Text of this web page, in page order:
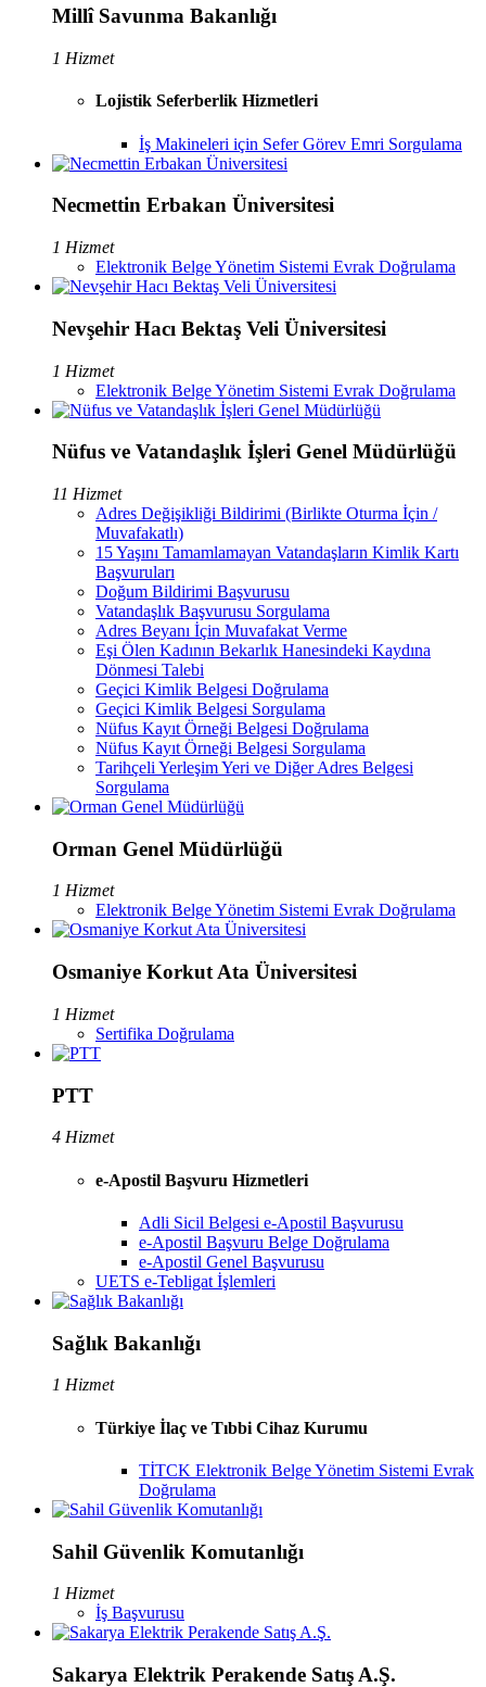
Millî Savunma Bakanlığı
1 Hizmet
Lojistik Seferberlik Hizmetleri
İş Makineleri için Sefer Görev Emri Sorgulama
Necmettin Erbakan Üniversitesi
1 Hizmet
Elektronik Belge Yönetim Sistemi Evrak Doğrulama
Nevşehir Hacı Bektaş Veli Üniversitesi
1 Hizmet
Elektronik Belge Yönetim Sistemi Evrak Doğrulama
Nüfus ve Vatandaşlık İşleri Genel Müdürlüğü
11 Hizmet
Adres Değişikliği Bildirimi (Birlikte Oturma İçin /
Muvafakatlı)
15 Yaşını Tamamlamayan Vatandaşların Kimlik Kartı
Başvuruları
Doğum Bildirimi Başvurusu
Vatandaşlık Başvurusu Sorgulama
Adres Beyanı İçin Muvafakat Verme
Eşi Ölen Kadının Bekarlık Hanesindeki Kaydına
Dönmesi Talebi
Geçici Kimlik Belgesi Doğrulama
Geçici Kimlik Belgesi Sorgulama
Nüfus Kayıt Örneği Belgesi Doğrulama
Nüfus Kayıt Örneği Belgesi Sorgulama
Tarihçeli Yerleşim Yeri ve Diğer Adres Belgesi
Sorgulama
Orman Genel Müdürlüğü
1 Hizmet
Elektronik Belge Yönetim Sistemi Evrak Doğrulama
Osmaniye Korkut Ata Üniversitesi
1 Hizmet
Sertifika Doğrulama
PTT
4 Hizmet
e-Apostil Başvuru Hizmetleri
Adli Sicil Belgesi e-Apostil Başvurusu
e-Apostil Başvuru Belge Doğrulama
e-Apostil Genel Başvurusu
UETS e-Tebligat İşlemleri
Sağlık Bakanlığı
1 Hizmet
Türkiye İlaç ve Tıbbi Cihaz Kurumu
TİTCK Elektronik Belge Yönetim Sistemi Evrak
Doğrulama
Sahil Güvenlik Komutanlığı
1 Hizmet
İş Başvurusu
Sakarya Elektrik Perakende Satış A.Ş.